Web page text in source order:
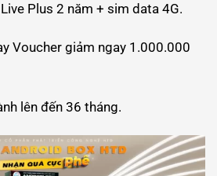
Plus 2 năm + sim data 4G.
Voucher giảm ngay 1.000.000
lên đến 36 tháng.